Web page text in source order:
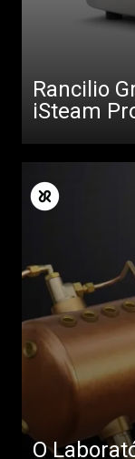
Rancilio
iSteam
O